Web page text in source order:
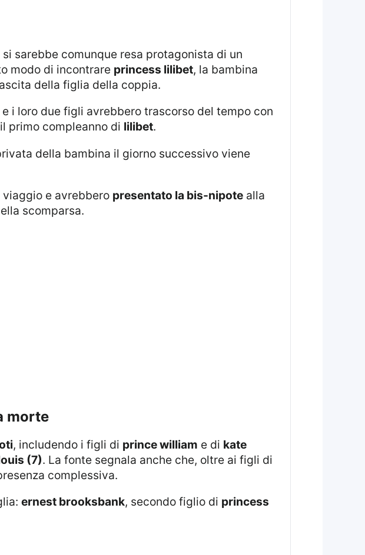
modo di incontrare princess lilibet, la bambina
della figlia della coppia.
primo compleanno di lilibet.
viaggio e avrebbero presentato la bis-nipotealla
scomparsa.
morte
, includendo i figli di prince william e di kate
(7). La fonte segnala anche che, oltre ai figli di
complessiva.
ernest brooksbank, secondo figlio di princess